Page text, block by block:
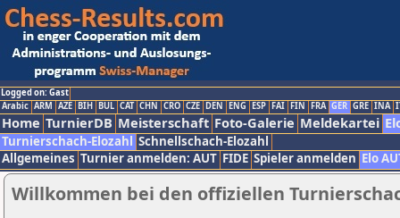
Logged on: Gast
Arabic ARM AZE BIH BUL CAT CHN CRO CZE DEN ENG ESP FAI FIN FRA GER GRE INA
Home TurnierDB Meisterschaft Foto-Galerie Meldekartei
Turnierschach-Elozahl Schnellschach-Elozahl
Allgemeines Turnier anmelden: AUT FIDE Spieler anmelden Elo
Willkommen bei den offiziellen